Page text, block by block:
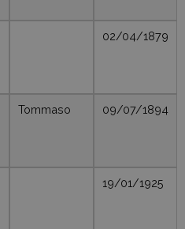
02/04/1879
Tommaso 09/07/1894
19/01/1925